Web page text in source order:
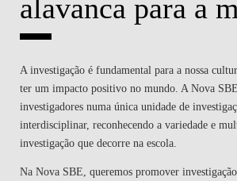
alavanca para a
A investigação é fundamental para a nossa
ter um impacto positivo no mundo. A Nova
investigadores numa única unidade de
interdisciplinar, reconhecendo a variedade e
investigação que decorre na escola.
Na Nova SBE, queremos promover